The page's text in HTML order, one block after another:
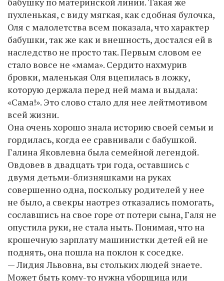
пухленькая, с виду мягкая, как сдобная булочка,
Оля с малолетства всем показала, что характер
бабушки, так же как и внешность, достался ей в
наследство не просто так. Первым словом ее
стало вовсе не «мама». Сердито нахмурив
бровки, маленькая Оля вцепилась в ложку,
которую держала перед ней мама и выдала:
«Сама!». Это слово стало для нее лейтмотивом
всей жизни.
Она очень хорошо знала историю своей семьи и
гордилась, когда ее сравнивали с бабушкой.
Галина Яковлевна была семейной легендой.
Овдовев в двадцать три года, оставшись с
двумя детьми-близняшками на руках
совершенно одна, поскольку родителей у нее
не было, а свекры наотрез отказались помогать,
сославшись на свое горе от потери сына, Галя не
опустила руки, не стала ныть. Понимая, что на
крошечную зарплату машинистки детей ей не
поднять, она пошла на поклон к соседке.
— Лидия Львовна, вы стольких людей знаете.
Может быть кому-то нужна уборщица или